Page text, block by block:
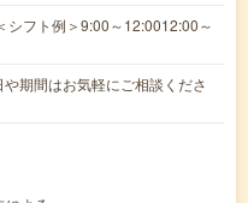
シフト例＞9:00～12:0012:00～
期間はお気軽にご相談くださ